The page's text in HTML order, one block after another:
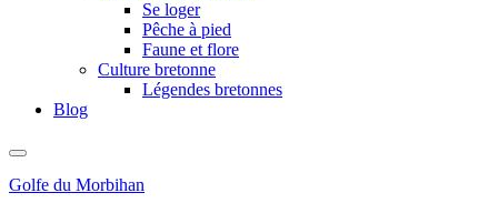
Se loger
Pêche à pied
Faune et flore
Culture bretonne
Légendes bretonnes
Blog
Golfe du Morbihan